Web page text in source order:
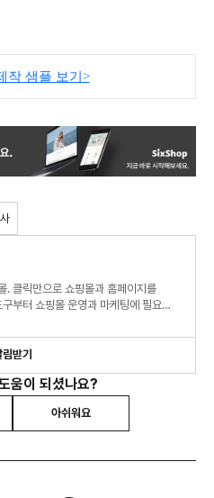
작 샘플 보기>
. 클릭만으로 쇼핑몰과 홈페이지를
받기
움이 되셨나요?
아쉬워요